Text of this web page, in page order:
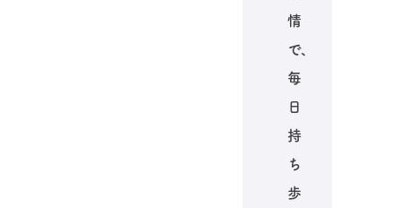
情
で、
毎
日
持
ち
歩